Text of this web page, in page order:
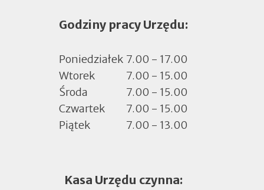
w
zakładce
Godziny pracy Urzędu:
Poniedziałek 7.00 - 17.00
Wtorek
7.00 - 15.00
Środa
7.00 - 15.00
Czwartek
7.00 - 15.00
Piątek
7.00 - 13.00
Kasa Urzędu czynna: